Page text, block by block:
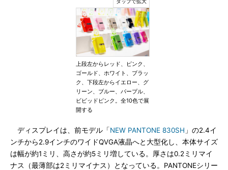
上段左からレッド、ピンク、
ゴールド、ホワイト、ブラッ
ク、下段左からイエロー、グ
リーン、ブルー、パープル、
ビビッドピンク。全10色で展
開する
ディスプレイは、前モデル「NEW PANTONE 830SH 」の2.4イ
ンチから2.9インチのワイドQVGA液晶へと大型化し、本体サイズ
は幅が約1ミリ、高さが約5ミリ増している。厚さは0.2ミリマイ
ナス（最薄部は2ミリマイナス）となっている。PANTONEシリー